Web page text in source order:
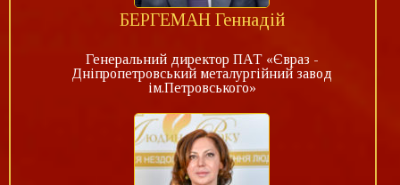
БЕРГЕМАН Геннадій
Генеральний директор ПАТ «Євраз -
Дніпропетровський металургійний завод
ім.Петровського»